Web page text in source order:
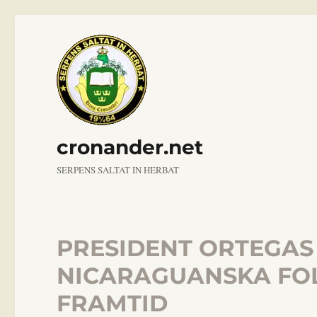
cronander.net
SERPENS SALTAT IN HERBAT
PRESIDENT
NICARAGUANSKA
FRAMTID